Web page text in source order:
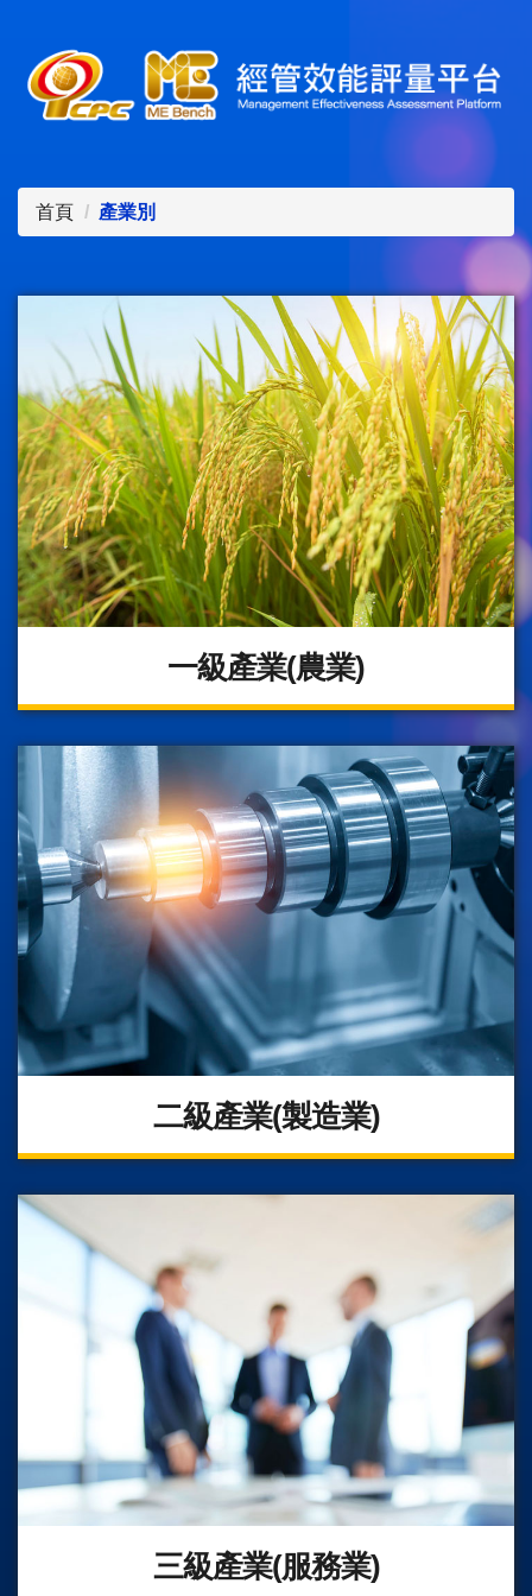
首頁 產業別
一級產業(農業)
二級產業(製造業)
三級產業(服務業)